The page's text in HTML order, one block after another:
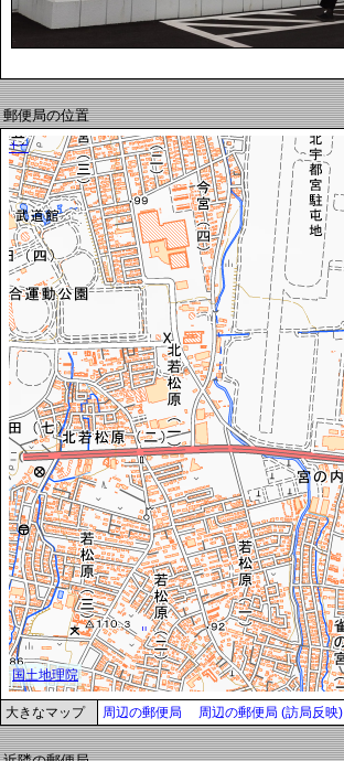
郵便局の位置
大きなマップ 周辺の郵便局 周辺の郵便局 (訪局反映)